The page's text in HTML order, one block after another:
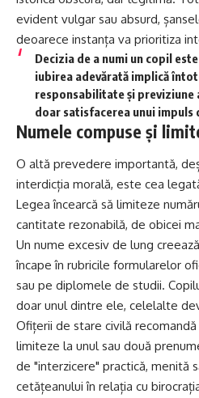
evident vulgar sau absurd,
deoarece instanța va prioritiza
Decizia de a numi un copil
iubirea adevărată implică
responsabilitate și previziune
doar satisfacerea unui impuls
Numele compuse și
O altă prevedere importantă,
interdicția morală, este cea
Legea încearcă să limiteze
cantitate rezonabilă, de obicei
Un nume excesiv de lung
încape în rubricile formularelor
sau pe diplomele de studii.
doar unul dintre ele, celelalte
Ofițerii de stare civilă
limiteze la unul sau două
de "interzicere" practică, menită
cetățeanului în relația cu